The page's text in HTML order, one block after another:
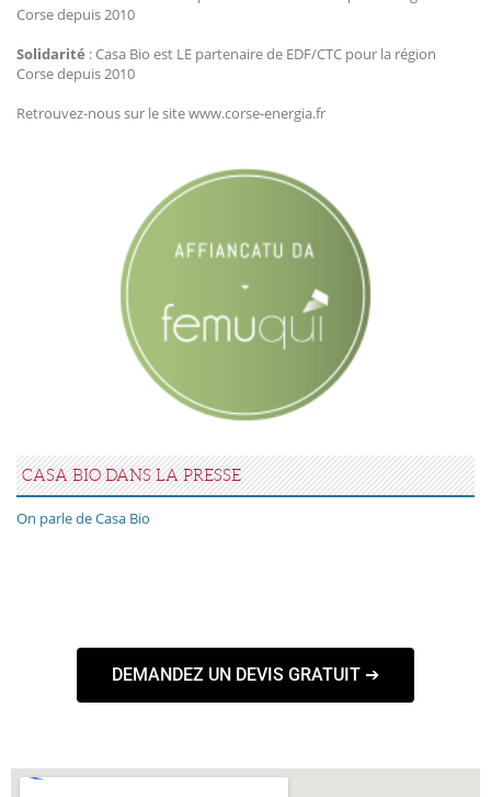
Corse depuis 2010
Solidarité : Casa Bio est LE partenaire de EDF/CTC pour la région
Corse depuis 2010
Retrouvez-nous sur le site www.corse-energia.fr
CASA BIO DANS LA PRESSE
On parle de Casa Bio
DEMANDEZ UN DEVIS GRATUIT ➔